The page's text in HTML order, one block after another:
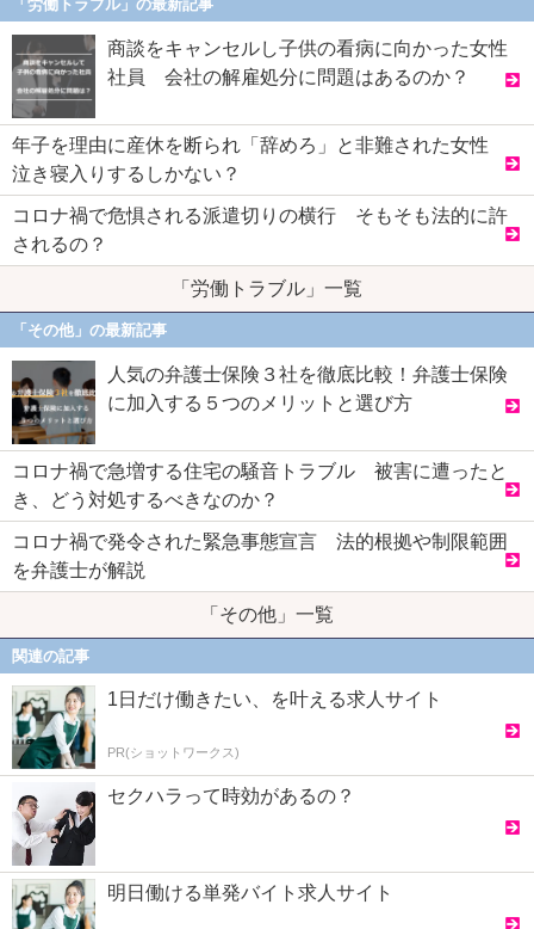
「労働トラブル」の最新記事
商談をキャンセルし子供の看病に向かった女性
社員 会社の解雇処分に問題はあるのか？
年子を理由に産休を断られ「辞めろ」と非難された女性
泣き寝入りするしかない？
コロナ禍で危惧される派遣切りの横行 そもそも法的に許
されるの？
「労働トラブル」一覧
「その他」の最新記事
人気の弁護士保険３社を徹底比較！弁護士保険
に加入する５つのメリットと選び方
コロナ禍で急増する住宅の騒音トラブル 被害に遭ったと
き、どう対処するべきなのか？
コロナ禍で発令された緊急事態宣言 法的根拠や制限範囲
を弁護士が解説
「その他」一覧
関連の記事
1日だけ働きたい、を叶える求人サイト
PR(ショットワークス)
セクハラって時効があるの？
明日働ける単発バイト求人サイト